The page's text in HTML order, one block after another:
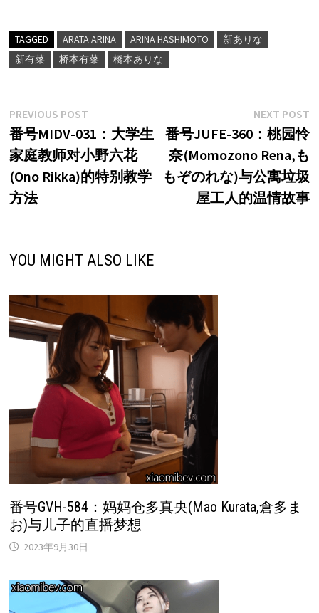
TAGGED ARATA ARINA ARINA HASHIMOTO
新ありな
新有菜
桥本有菜 橋本ありな
文
章
导
航
PREVIOUS POSTPrevious
post:
番号MIDV-031：大学生
家庭教师对小野六花
(Ono Rikka)的特别教学
方法
NEXT POST
番号JUFE-360：桃园怜
奈(Momozono Rena,も
もぞのれな)与公寓垃圾
屋工人的温情故事
YOU MIGHT ALSO LIKE
番号GVH-584：妈妈仓多真央(Mao Kurata,倉多ま
お)与儿子的直播梦想
2023年9月30日